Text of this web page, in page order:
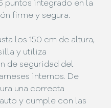
puntos integrado en la
firme y segura.
los 150 cm de altura,
y utiliza
de seguridad del
internos. De
una correcta
y cumple con las